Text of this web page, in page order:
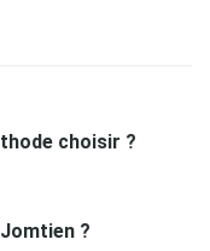
choisir ?
?